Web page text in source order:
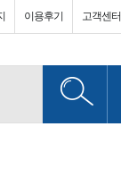
이용후기 고객센터